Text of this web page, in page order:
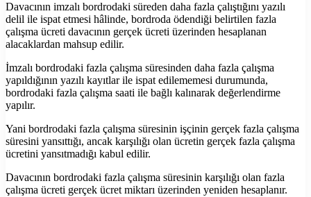
Davacının imzalı bordrodaki süreden daha fazla çalıştığını yazılı
delil ile ispat etmesi hâlinde, bordroda ödendiği belirtilen fazla
çalışma ücreti davacının gerçek ücreti üzerinden hesaplanan
alacaklardan mahsup edilir.
İmzalı bordrodaki fazla çalışma süresinden daha fazla çalışma
yapıldığının yazılı kayıtlar ile ispat edilememesi durumunda,
bordrodaki fazla çalışma saati ile bağlı kalınarak değerlendirme
yapılır.
Yani bordrodaki fazla çalışma süresinin işçinin gerçek fazla çalışma
süresini yansıttığı, ancak karşılığı olan ücretin gerçek fazla çalışma
ücretini yansıtmadığı kabul edilir.
Davacının bordrodaki fazla çalışma süresinin karşılığı olan fazla
çalışma ücreti gerçek ücret miktarı üzerinden yeniden hesaplanır.